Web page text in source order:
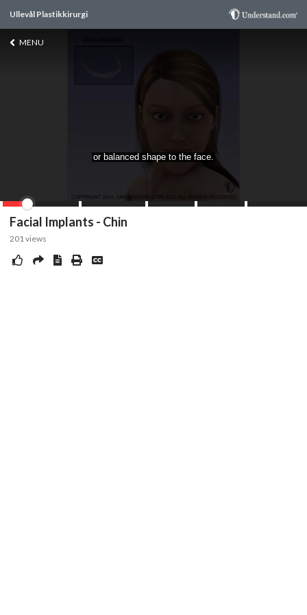
Ullevål Plastikkirurgi
MENU
Facial Implants - Chin
201views